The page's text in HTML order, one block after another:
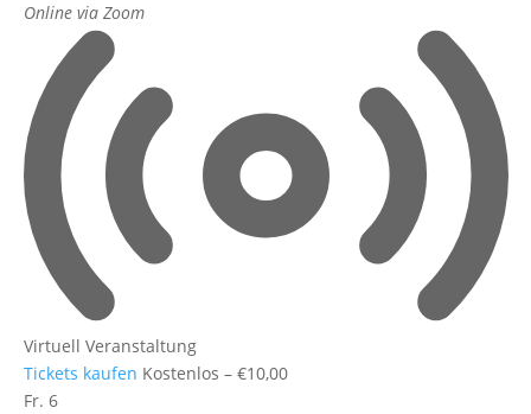
Online via Zoom
Virtuell Veranstaltung
Tickets kaufen Kostenlos – €10,00
Fr. 6